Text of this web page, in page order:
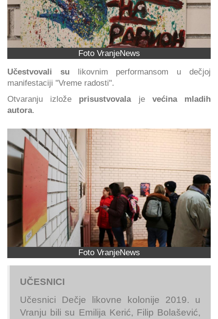
Foto VranjeNews
Učestvovali su likovnim performansom u dečjoj
manifestaciji "Vreme radosti".
Otvaranju izlože prisustvovala je većina mladih
autora.
Foto VranjeNews
UČESNICI
Učesnici Dečje likovne kolonije 2019. u
Vranju bili su Emilija Kerić, Filip Bolašević,